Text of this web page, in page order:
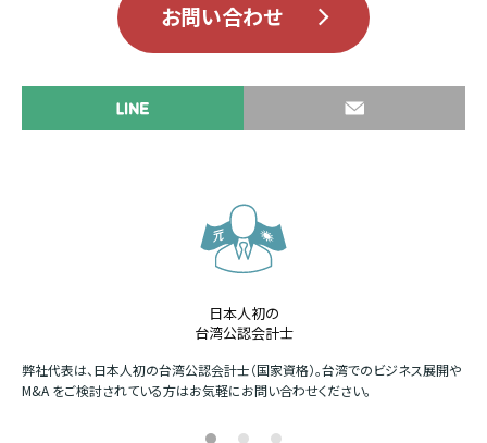
お問い合わせ
日本人初の
台湾公認会計士
弊社代表は、日本人初の台湾公認会計士（国家資格）。台湾でのビジネス展開や
M&A をご検討されている方はお気軽にお問い合わせください。